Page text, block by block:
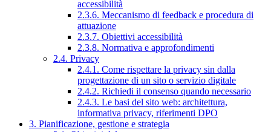
accessibilità
2.3.6. Meccanismo di feedback e procedura di
attuazione
2.3.7. Obiettivi accessibilità
2.3.8. Normativa e approfondimenti
2.4. Privacy
2.4.1. Come rispettare la privacy sin dalla
progettazione di un sito o servizio digitale
2.4.2. Richiedi il consenso quando necessario
2.4.3. Le basi del sito web: architettura,
informativa privacy, riferimenti DPO
3. Pianificazione, gestione e strategia